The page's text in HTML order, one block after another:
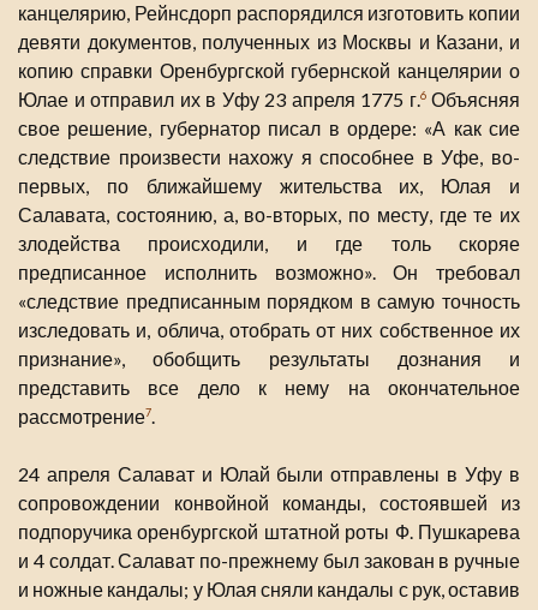
канцелярию, Рейнсдорп распорядился изготовить копии
девяти документов, полученных из Москвы и Казани, и
копию справки Оренбургской губернской канцелярии о
Юлае и отправил их в Уфу 23 апреля 1775 г.6Объясняя
свое решение, губернатор писал в ордере: «А как сие
следствие произвести нахожу я способнее в Уфе, во-
первых, по ближайшему жительства их, Юлая и
Салавата, состоянию, а, во-вторых, по месту, где те их
злодейства происходили, и где толь скоряе
предписанное исполнить возможно». Он требовал
«следствие предписанным порядком в самую точность
изследовать и, облича, отобрать от них собственное их
признание», обобщить результаты дознания и
представить все дело к нему на окончательное
рассмотрение7.
24 апреля Салават и Юлай были отправлены в Уфу в
сопровождении конвойной команды, состоявшей из
подпоручика оренбургской штатной роты Ф. Пушкарева
и 4 солдат. Салават по-прежнему был закован в ручные
и ножные кандалы; у Юлая сняли кандалы с рук, оставив